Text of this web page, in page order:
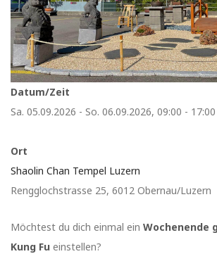
Datum/Zeit
Sa. 05.09.2026 - So. 06.09.2026, 09:00 -
Ort
Shaolin Chan Tempel Luzern
Rengglochstrasse 25, 6012 Obernau/Luzern
Möchtest du dich einmal ein Wochenende
Kung Fu einstellen?